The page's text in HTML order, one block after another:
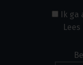
Ik